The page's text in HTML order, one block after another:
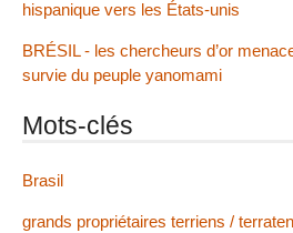
hispanique vers les États-unis
BRÉSIL - les chercheurs d’or
survie du peuple yanomami
Mots-clés
Brasil
grands propriétaires terriens /